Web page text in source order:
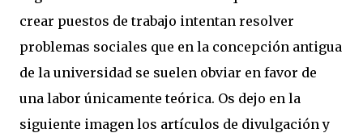
crear puestos de trabajo intentan resolver
problemas sociales que en la concepción antigua
de la universidad se suelen obviar en favor de
una labor únicamente teórica. Os dejo en la
siguiente imagen los artículos de divulgación y